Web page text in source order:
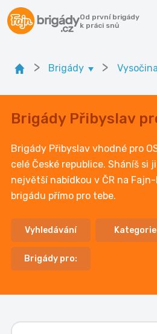
Od první brigády
k práci snů
> Brigády > Vysočina
Brigády Přibyslav
Brigády Přibyslav vhodné pro
celé České republice. Sháníš si
největší nabídkou v ČR na
brigádu přímo pro tebe.
Vyhledávání Kategorie
Brigády pro: